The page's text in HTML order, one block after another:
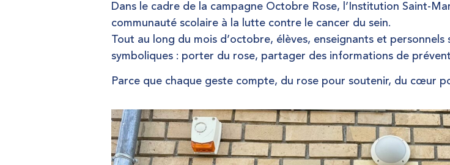
Dans le cadre de la campagne Octobre Rose, l’ Institution Saint-
communauté scolaire à la lutte contre le cancer du sein.
Tout au long du mois d’octobre, élèves, enseignants et
symboliques : porter du rose, partager des informations de
Parce que chaque geste compte, du rose pour soutenir, du cœur